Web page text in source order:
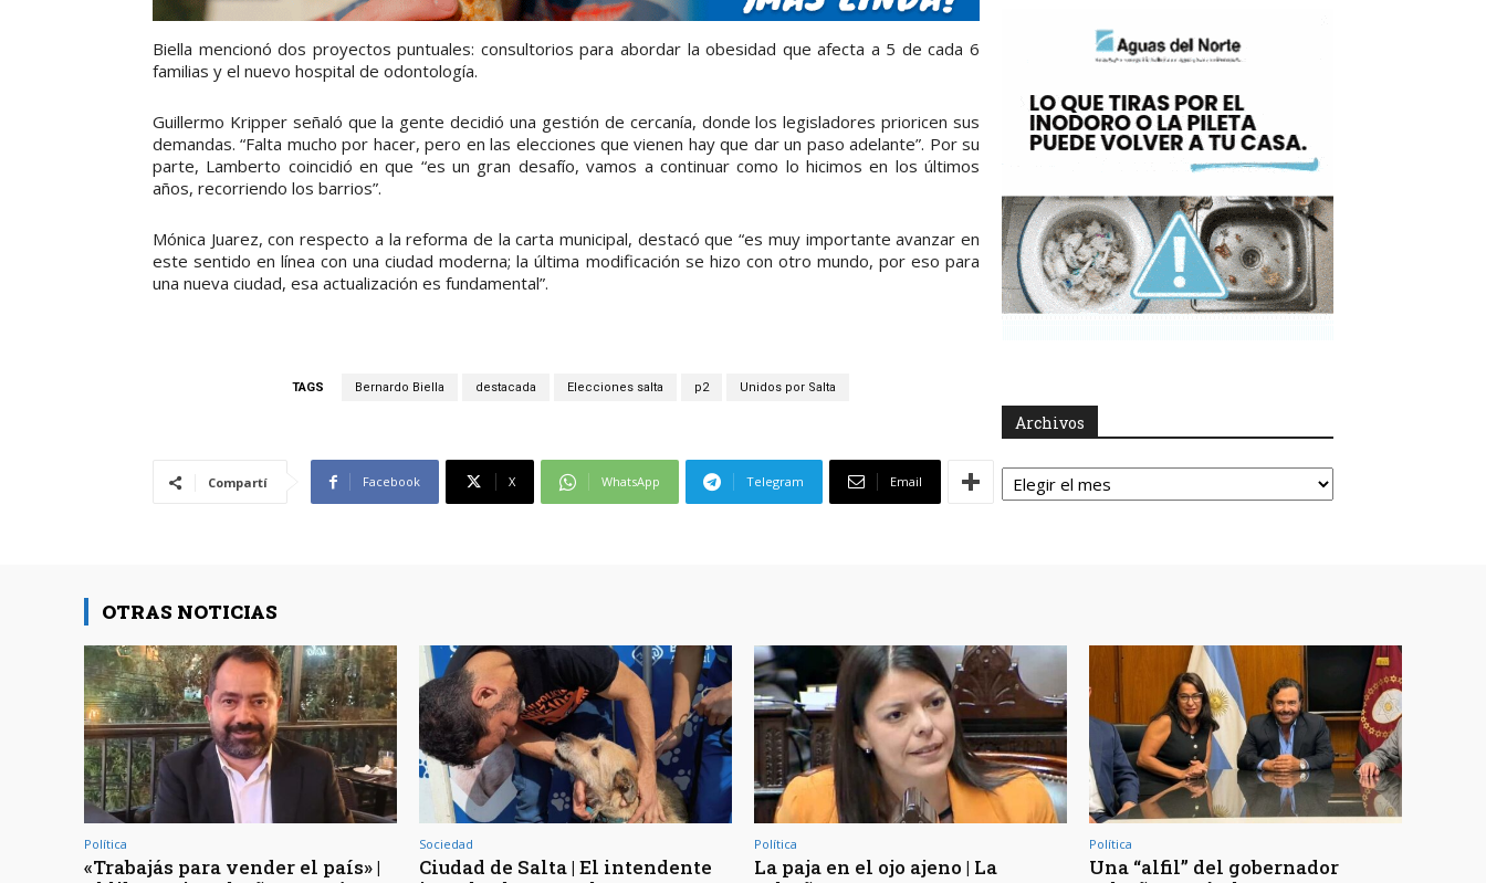
Biella mencionó dos proyectos puntuales: consultorios para abordar la obesidad que afecta a 5 de cada 6
familias y el nuevo hospital de odontología.
Guillermo Kripper señaló que la gente decidió una gestión de cercanía, donde los legisladores prioricen sus
demandas. “Falta mucho por hacer, pero en las elecciones que vienen hay que dar un paso adelante”. Por su
parte, Lamberto coincidió en que “es un gran desafío, vamos a continuar como lo hicimos en los últimos
años, recorriendo los barrios”.
Mónica Juarez, con respecto a la reforma de la carta municipal, destacó que “es muy importante avanzar en
este sentido en línea con una ciudad moderna; la última modificación se hizo con otro mundo, por eso para
una nueva ciudad, esa actualización es fundamental”.
TAGS Bernardo Biella destacada Elecciones salta p2 Unidos por Salta
Compartí Facebook X WhatsApp Telegram Email
Archivos
Archivos
OTRAS NOTICIAS
Política
«Trabajás para vender el país» |
Sociedad
Ciudad de Salta | El intendente
Política
La paja en el ojo ajeno | La
Política
Una “alfil” del gobernador